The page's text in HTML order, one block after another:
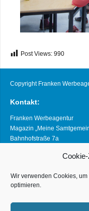
Wir verwenden Cookies,
optimieren.
Post Views: 990
Copyright Franken
Kontakt:
Franken Werbeagentur
Magazin „Meine
Bahnhofstraße 7a
Telefon 04163 8390281
Links:
www.franken-